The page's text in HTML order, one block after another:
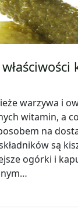
warzywa i
witamin, a
na
są
ogórki i